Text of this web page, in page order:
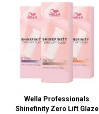
Wella Professionals
Shinefinity Zero Lift Glaze